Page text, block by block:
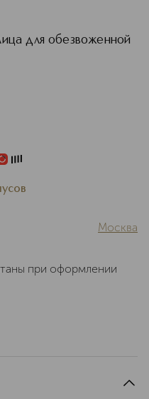
для обезвоженной
Москва
при оформлении